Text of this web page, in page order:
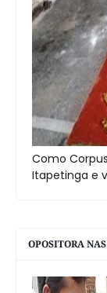
Como
Itapetinga e
OPOSITORA